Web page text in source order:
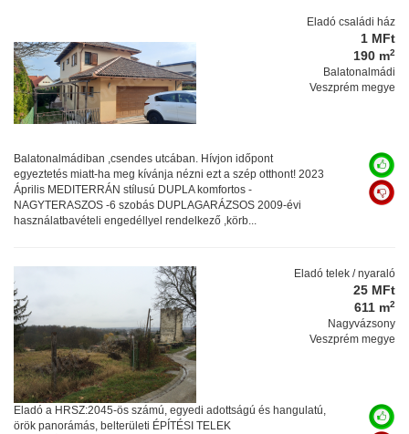
Eladó családi ház
1 MFt
190 m2
Balatonalmádi
Veszprém megye
Balatonalmádiban ,csendes utcában. Hívjon időpont
egyeztetés miatt-ha meg kívánja nézni ezt a szép otthont! 2023
Április MEDITERRÁN stílusú DUPLA komfortos -
NAGYTERASZOS -6 szobás DUPLAGARÁZSOS 2009-évi
használatbavételi engedéllyel rendelkező ,körb...
Eladó telek / nyaraló
25 MFt
611 m2
Nagyvázsony
Veszprém megye
Eladó a HRSZ:2045-ös számú, egyedi adottságú és hangulatú,
örök panorámás, belterületi ÉPÍTÉSI TELEK